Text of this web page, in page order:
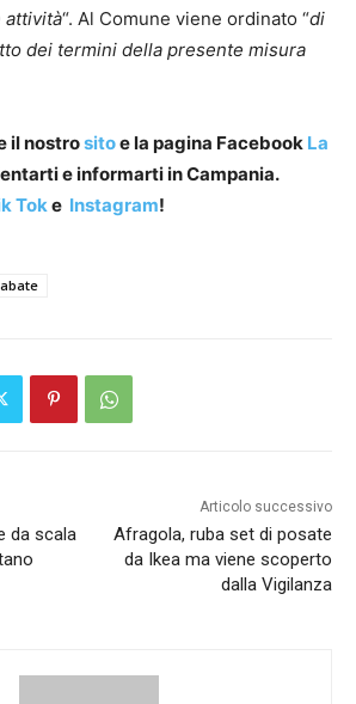
attività“. Al Comune viene ordinato “di
dei termini della presente misura
il nostrositoe la pagina Facebook La
e informarti in Campania.
Toke Instagram!
da scala
Articolo successivo
Afragola, ruba set di posate
da Ikea ma viene scoperto
dalla Vigilanza